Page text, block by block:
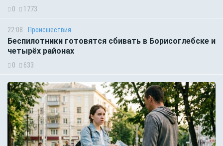
0 1773
22:08 Происшествия
Беспилотники готовятся сбивать в Борисоглебске и
четырёх районах
0 633